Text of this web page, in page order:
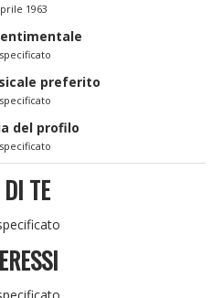
1963
preferito
del profilo
TE